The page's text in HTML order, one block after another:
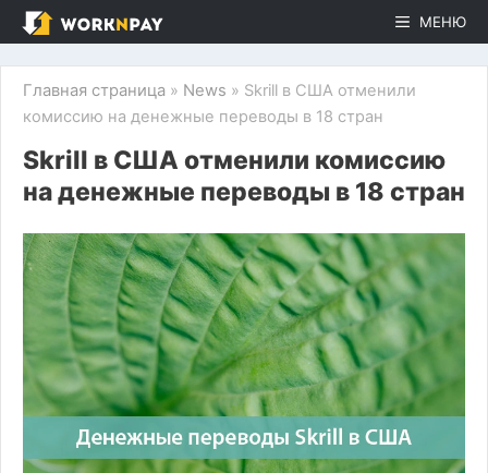
Перейти
к
содержимому
МЕНЮ
Главная страница » News » Skrill в США отменили
комиссию на денежные переводы в 18 стран
Skrill в США отменили комиссию
на денежные переводы в 18 стран